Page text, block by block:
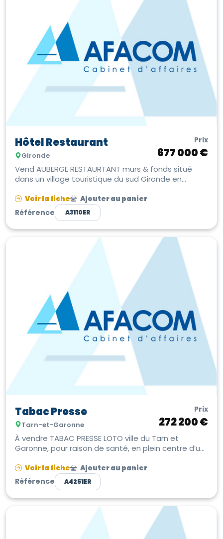
Hôtel Restaurant
Gironde
Prix
677 000 €
Vend AUBERGE RESTAURTANT murs & fonds situé
dans un village touristique du sud Gironde en
Voir la fiche Ajouter au panier
Référence A3110ER
Tabac Presse
Tarn-et-Garonne
Prix
272 200 €
À vendre TABAC PRESSE LOTO ville du Tarn et
Garonne, pour raison de santé, en plein centre d’un
Voir la fiche Ajouter au panier
Référence A4251ER